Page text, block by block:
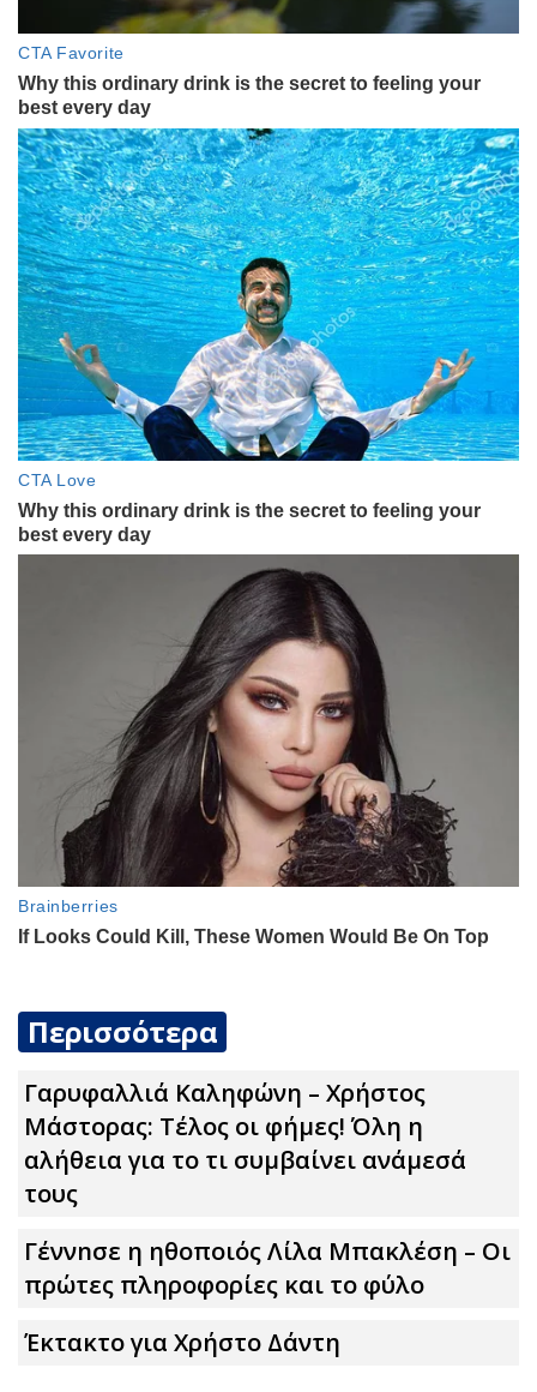
Περισσότερα
Γαρυφαλλιά Καληφώνη – Χρήστος
Μάστορας: Τέλος οι φήμες! Όλη η
αλήθεια για το τι συμβαίνει ανάμεσά
τους
Γέννnσε η ηθοποιός Λίλα Μπακλέση – Οι
πρώτες πληροφορίες και το φύλο
Έκτακτο για Χρήστο Δάντη